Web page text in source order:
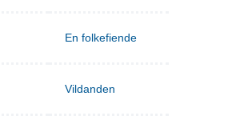
En folkefiende
Vildanden